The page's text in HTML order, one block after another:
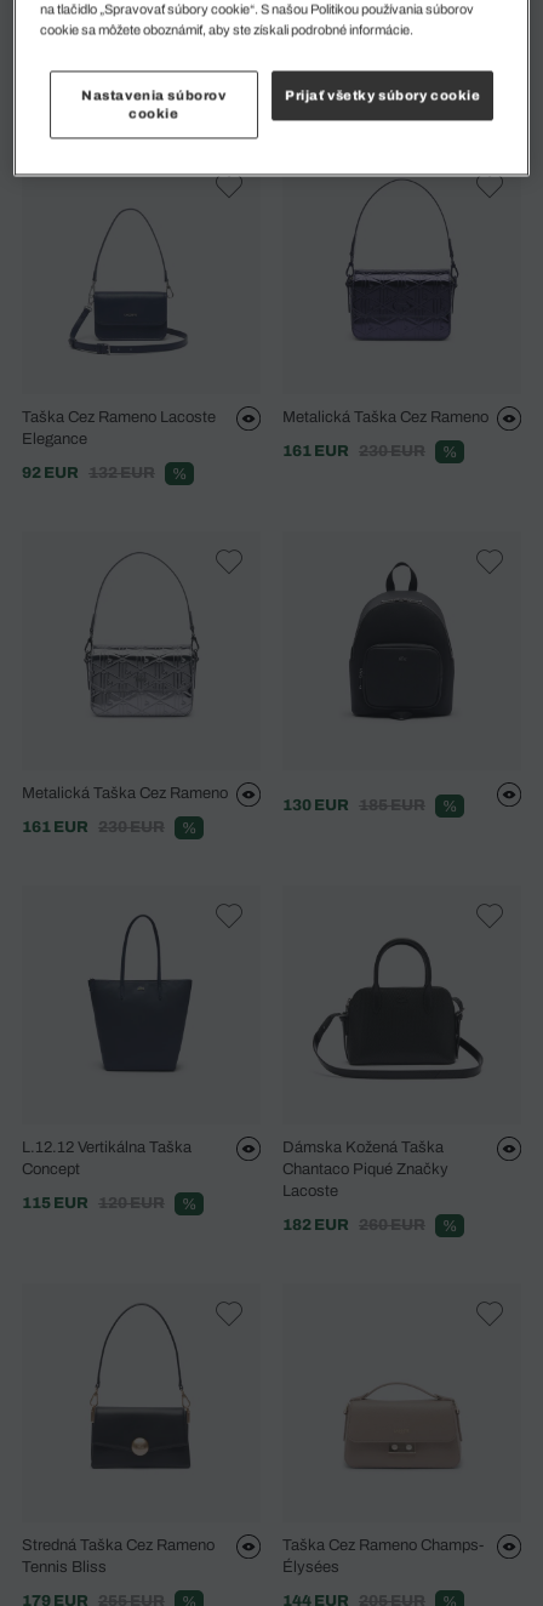
Malá Taška Cez Rameno
Tennis Bliss
215 EUR
Veľká Čierna Kožená Taška
Cez Rameno Unisex Lacoste
Runway
Taška Cez Rameno Lacoste
Elegance
92 EUR
132 EUR %
Metalická Taška Cez Rameno
161 EUR
230 EUR %
Metalická Taška Cez Rameno
161 EUR
230 EUR %
130 EUR 185 EUR %
L.12.12 Vertikálna Taška
Concept
115 EUR
120 EUR %
Dámska Kožená Taška
Chantaco Piqué Značky
Lacoste
182 EUR
260 EUR %
Stredná Taška Cez Rameno
Tennis Bliss
179 EUR
255 EUR
Taška Cez Rameno Champs-
Élysées
144 EUR
205 EUR
na tlačidlo „Spravovať súbory cookie“. S našou Politikou používania súborov
cookie sa môžete oboznámiť, aby ste získali podrobné informácie.
Nastavenia súborov
cookie
Prijať všetky súbory cookie